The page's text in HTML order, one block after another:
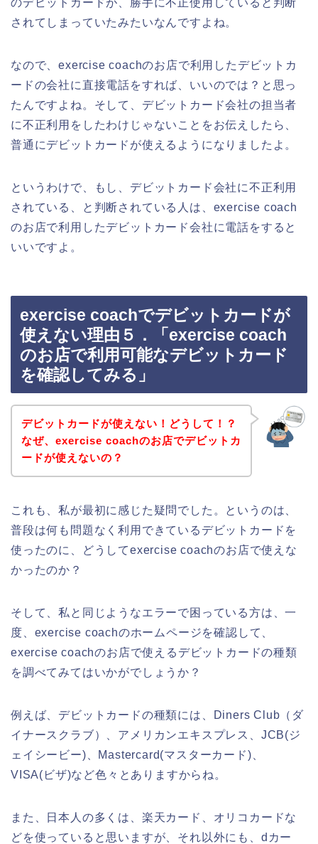
されてしまっていたみたいなんですよね。
なので、exercise coachのお店で利用したデビットカ
ードの会社に直接電話をすれば、いいのでは？と思っ
たんですよね。そして、デビットカード会社の担当者
に不正利用をしたわけじゃないことをお伝えしたら、
普通にデビットカードが使えるようになりましたよ。
というわけで、もし、デビットカード会社に不正利用
されている、と判断されている人は、exercise coach
のお店で利用したデビットカード会社に電話をすると
いいですよ。
exercise coachでデビットカードが
使えない理由５．「exercise coach
のお店で利用可能なデビットカード
を確認してみる」
デビットカードが使えない！どうして！？
なぜ、exercise coachのお店でデビットカ
ードが使えないの？
これも、私が最初に感じた疑問でした。というのは、
普段は何も問題なく利用できているデビットカードを
使ったのに、どうしてexercise coachのお店で使えな
かったのか？
そして、私と同じようなエラーで困っている方は、一
度、exercise coachのホームページを確認して、
exercise coachのお店で使えるデビットカードの種類
を調べてみてはいかがでしょうか？
例えば、デビットカードの種類には、Diners Club（ダ
イナースクラブ）、アメリカンエキスプレス、JCB(ジ
ェイシービー)、Mastercard(マスターカード)、
VISA(ビザ)など色々とありますからね。
また、日本人の多くは、楽天カード、オリコカードな
どを使っていると思いますが、それ以外にも、dカー